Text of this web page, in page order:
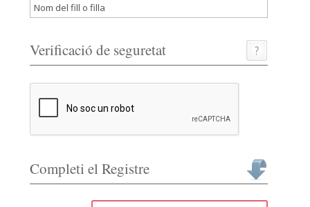
Verificació de seguretat
Completi el Registre